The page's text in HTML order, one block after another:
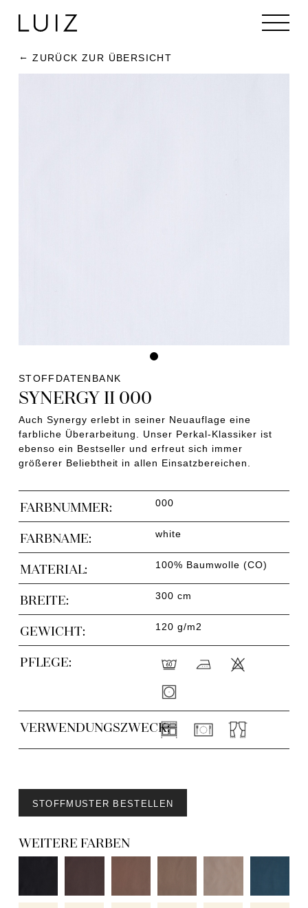
ZURÜCK ZUR ÜBERSICHT
STOFFDATENBANK
SYNERGY II 000
Auch Synergy erlebt in seiner Neuauflage eine
farbliche Überarbeitung. Unser Perkal-Klassiker ist
ebenso ein Bestseller und erfreut sich immer
größerer Beliebtheit in allen Einsatzbereichen.
FARBNUMMER: 000
FARBNAME: white
MATERIAL: 100% Baumwolle (CO)
BREITE: 300 cm
GEWICHT: 120 g/m2
PFLEGE:
VERWENDUNGSZWECK:
STOFFMUSTER BESTELLEN
WEITERE FARBEN